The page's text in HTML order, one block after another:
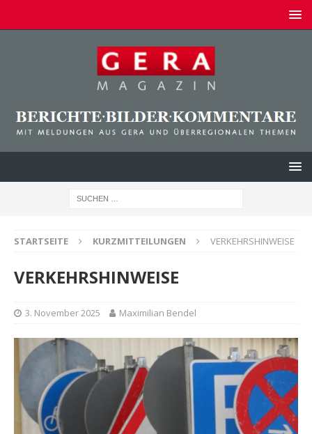
STARTSEITE KURZMITTEILUNGEN VERKEHRSHINWEISE
VERKEHRSHINWEISE
3. November 2025 Maximilian Bendel